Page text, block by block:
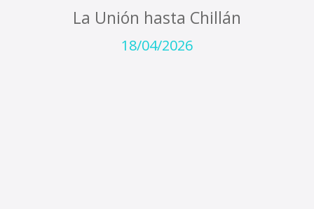
La Unión hasta Chillán
18/04/2026